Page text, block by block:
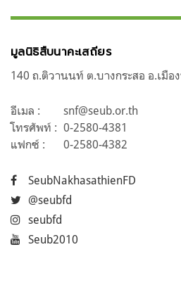
มูลนิธิสืบนาคะเสถียร
140 ถ.ติวานนท์ ต.บางกระสอ อ.เมื
อีเมล :
snf@seub.or.th
โทรศัพท์ : 0-2580-4381
แฟกซ์ :
0-2580-4382
SeubNakhasathienFD
@seubfd
seubfd
Seub2010